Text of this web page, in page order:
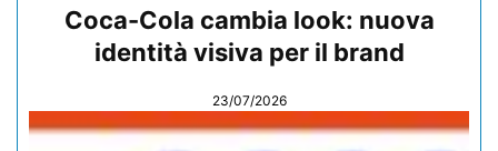
Coca-Cola cambia look: nuova
identità visiva per il brand
23/07/2026